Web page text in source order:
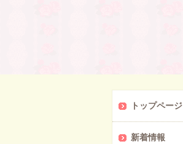
トップページ
新着情報